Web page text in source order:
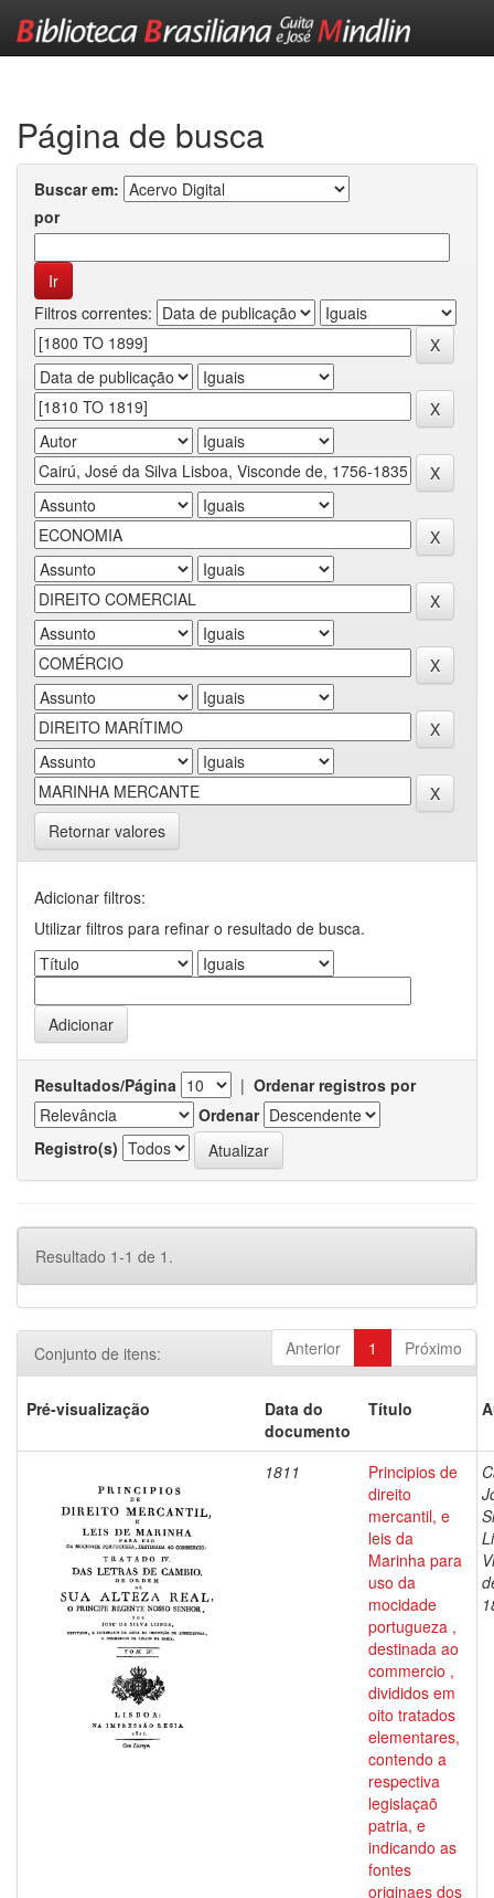
Página de busca
Buscar em:
por
Filtros correntes:
Retornar valores
Adicionar filtros:
Utilizar filtros para refinar o resultado de busca.
Resultados/Página | Ordenar registros por
Ordenar
Registro(s)
Resultado 1-1 de 1.
Anterior 1 Próximo
Conjunto de itens:
Pré-visualização
Data do
documento
Título
1811
Principios de
direito
mercantil, e
leis da
Marinha para
uso da
mocidade
portugueza ,
destinada ao
commercio ,
divididos em
oito tratados
elementares,
contendo a
respectiva
legislaçaõ
patria, e
indicando as
fontes
originaes dos